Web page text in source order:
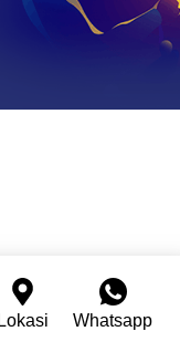
Lokasi Whatsapp
AC mobil yang